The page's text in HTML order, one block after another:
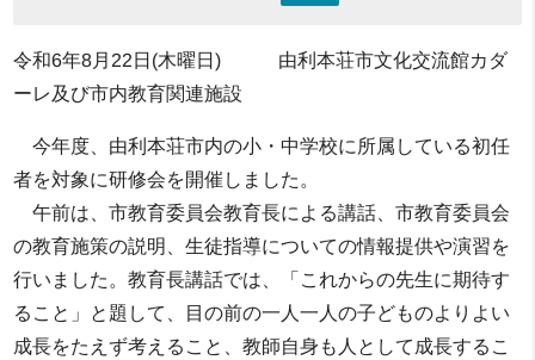
令和6年8月22日(木曜日) 由利本荘市文化交流館カダ
ーレ及び市内教育関連施設
今年度、由利本荘市内の小・中学校に所属している初任
者を対象に研修会を開催しました。
午前は、市教育委員会教育長による講話、市教育委員会
の教育施策の説明、生徒指導についての情報提供や演習を
行いました。教育長講話では、「これからの先生に期待す
ること」と題して、目の前の一人一人の子どものよりよい
成長をたえず考えること、教師自身も人として成長するこ